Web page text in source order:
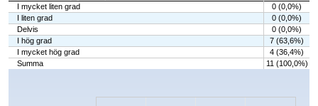
I mycket liten grad
0 (0,0%)
I liten grad
0 (0,0%)
Delvis
0 (0,0%)
I hög grad
7 (63,6%)
I mycket hög grad
4 (36,4%)
Summa
11 (100,0%)
Chart
The chart has 1 X axis displaying categories.